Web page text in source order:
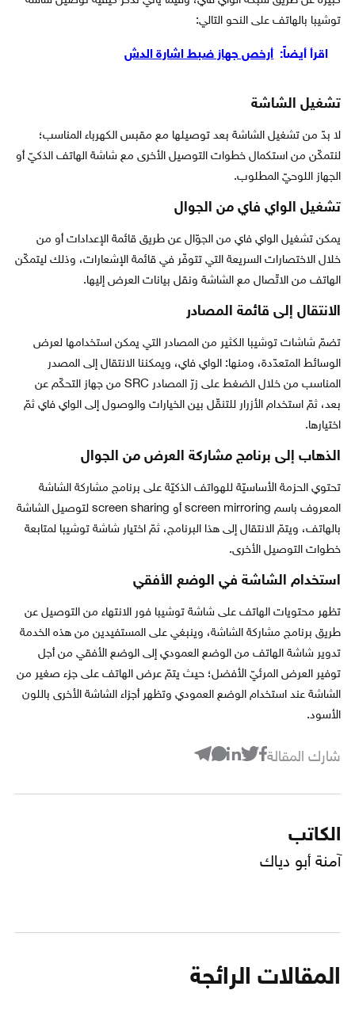
توشيبا بالهاتف على النحو التالي:
اقرأ أيضاً: أرخص جهاز ضبط اشارة الدش
تشغيل الشاشة
لا بدّ من تشغيل الشاشة بعد توصيلها مع مقبس الكهرباء المناسب؛
لنتمكّن من استكمال خطوات التوصيل الأخرى مع شاشة الهاتف الذكيّ أو
الجهاز اللوحيّ المطلوب.
تشغيل الواي فاي من الجوال
يمكن تشغيل الواي فاي من الجوّال عن طريق قائمة الإعدادات أو من
خلال الاختصارات السريعة التي تتوفّر في قائمة الإشعارات، وذلك ليتمكّن
الهاتف من الاتّصال مع الشاشة ونقل بيانات العرض إليها.
الانتقال إلى قائمة المصادر
تضمّ شاشات توشيبا الكثير من المصادر التي يمكن استخدامها لعرض
الوسائط المتعدّدة، ومنها: الواي فاي، ويمكننا الانتقال إلى المصدر
المناسب من خلال الضغط على زرّ المصادر SRC من جهاز التحكّم عن
بعد، ثمّ استخدام الأزرار للتنقّل بين الخيارات والوصول إلى الواي فاي ثمّ
اختيارها.
الذهاب إلى برنامج مشاركة العرض من الجوال
تحتوي الحزمة الأساسيّة للهواتف الذكيّة على برنامج مشاركة الشاشة
المعروف باسم screen mirroring أو screen sharing لتوصيل الشاشة
بالهاتف، ويتمّ الانتقال إلى هذا البرنامج، ثمّ اختيار شاشة توشيبا لمتابعة
خطوات التوصيل الأخرى.
استخدام الشاشة في الوضع الأفقي
تظهر محتويات الهاتف على شاشة توشيبا فور الانتهاء من التوصيل عن
طريق برنامج مشاركة الشاشة، وينبغي على المستفيدين من هذه الخدمة
تدوير شاشة الهاتف من الوضع العمودي إلى الوضع الأفقي من أجل
توفير العرض المرئيّ الأفضل؛ حيث يتمّ عرض الهاتف على جزء صغير من
الشاشة عند استخدام الوضع العمودي وتظهر أجزاء الشاشة الأخرى باللون
الأسود.
شارك المقالة
الكاتب
آمنة أبو دياك
المقالات الرائجة